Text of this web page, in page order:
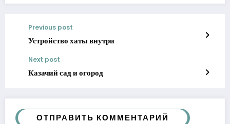
Previous post
Устройство хаты внутри
Next post
Казачий сад и огород
ОТПРАВИТЬ КОММЕНТАРИЙ